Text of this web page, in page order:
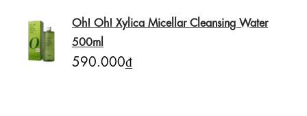
Oh! Oh! Xylica Micellar Cleansing Water
500ml
590.000₫